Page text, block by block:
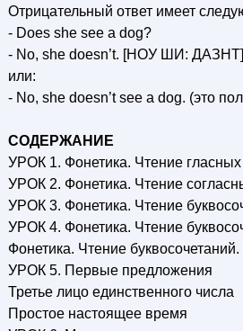
Отрицательный ответ имеет
- Does she see a dog?
- No, she doesn’t. [НОУ ШИ: ДАЗНТ]
или:
- No, she doesn’t see a dog. (это
СОДЕРЖАНИЕ
УРОК 1. Фонетика. Чтение гласных
УРОК 2. Фонетика. Чтение
УРОК 3. Фонетика. Чтение
УРОК 4. Фонетика. Чтение
Фонетика. Чтение
УРОК 5. Первые предложения
Третье лицо единственного числа
Простое настоящее время